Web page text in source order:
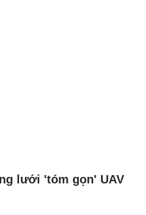
lưới 'tóm gọn' UAV